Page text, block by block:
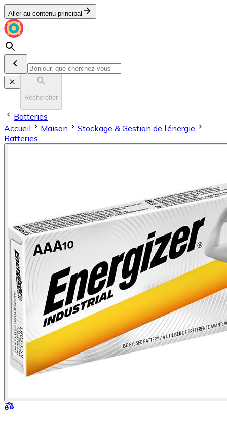
Aller au contenu principal
Rechercher
Batteries
Accueil
Maison
Stockage & Gestion de l’énergie
Batteries